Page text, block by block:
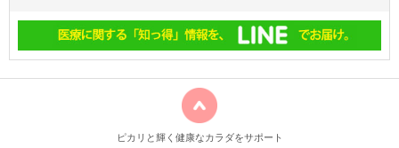
ピカリと輝く健康なカラダをサポート